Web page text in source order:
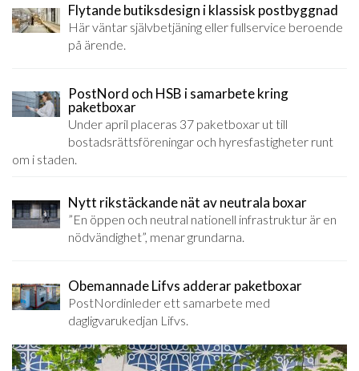
Flytande butiksdesign i klassisk postbyggnad
Här väntar självbetjäning eller fullservice beroende
på ärende.
PostNord och HSB i samarbete kring
paketboxar
Under april placeras 37 paketboxar ut till
bostadsrättsföreningar och hyresfastigheter runt
om i staden.
Nytt rikstäckande nät av neutrala boxar
”En öppen och neutral nationell infrastruktur är en
nödvändighet”, menar grundarna.
Obemannade Lifvs adderar paketboxar
PostNordinleder ett samarbete med
dagligvarukedjan Lifvs.